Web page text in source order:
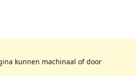
kunnen machinaal of door